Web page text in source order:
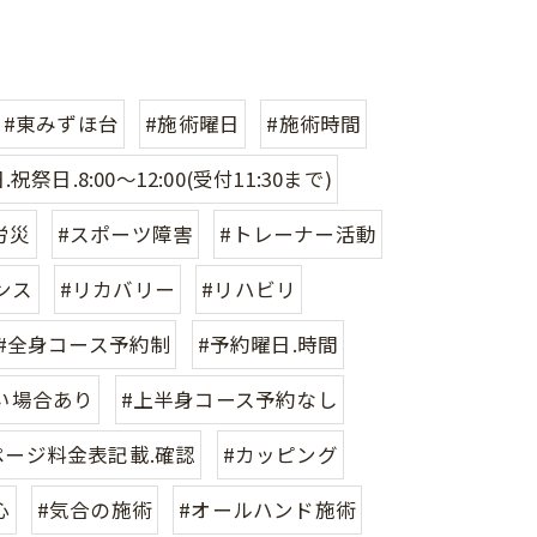
#東みずほ台 #施術曜日
#施術時間
祝祭日.8:00〜12:00(受付11:30まで)
災 #スポーツ障害
#トレーナー活動
ス #リカバリー
#リハビリ
全身コース予約制
#予約曜日.時間
場合あり
#上半身コース予約なし
ジ料金表記載.確認
#カッピング
#気合の施術 #オールハンド施術